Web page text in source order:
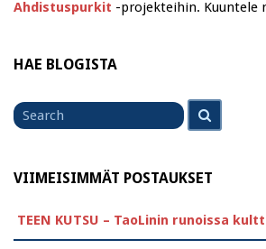
Ahdistuspurkit -projekteihin. Kuuntele
HAE BLOGISTA
Search
for
VIIMEISIMMÄT POSTAUKSET
TEEN KUTSU – TaoLinin runoissa